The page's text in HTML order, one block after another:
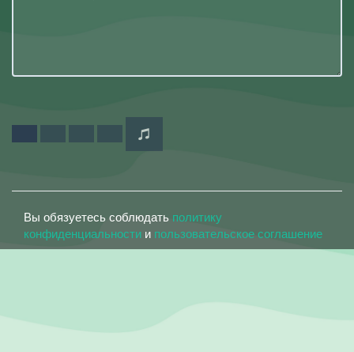
Вы обязуетесь соблюдать политику
конфиденциальности и пользовательское соглашение